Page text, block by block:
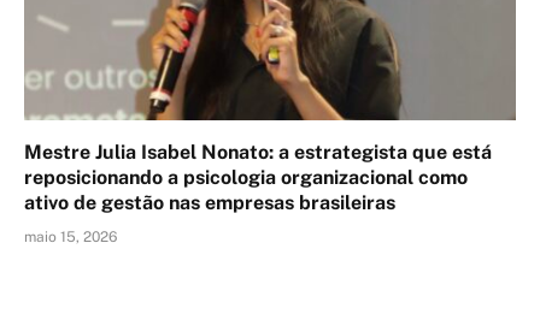
Mestre Julia Isabel Nonato: a estrategista que está
reposicionando a psicologia organizacional como
ativo de gestão nas empresas brasileiras
maio 15, 2026